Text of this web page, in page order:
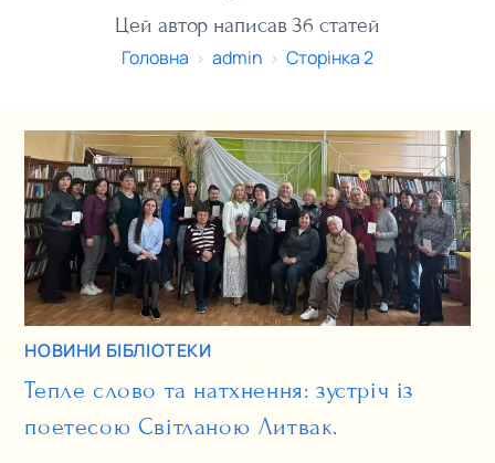
Цей автор написав 36 статей
Головна > admin > Сторінка 2
НОВИНИ БІБЛІОТЕКИ
Тепле слово та натхнення: зустріч із
поетесою Світланою Литвак.